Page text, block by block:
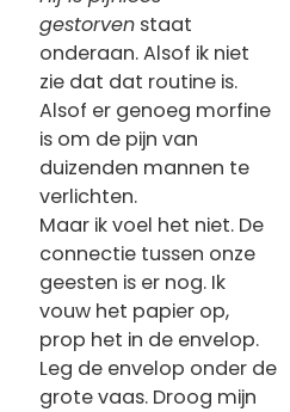
gestorven staat
onderaan. Alsof ik niet
zie dat dat routine is.
Alsof er genoeg morfine
is om de pijn van
duizenden mannen te
verlichten.
Maar ik voel het niet. De
connectie tussen onze
geesten is er nog. Ik
vouw het papier op,
prop het in de envelop.
Leg de envelop onder de
grote vaas. Droog mijn